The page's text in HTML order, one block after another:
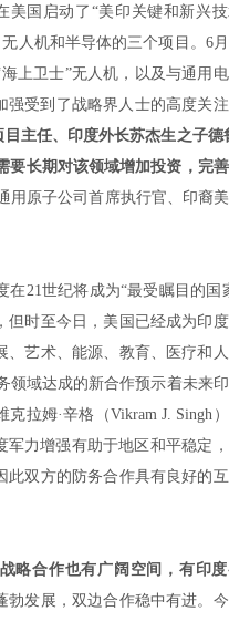
美国启动了 “美印关键和新兴
人机和半导体的三个项目。 6
海上卫士”无人机，以及与通用
强受到了战略界人士的高度关
目主任、印度外长苏杰生之子德
要长期对该领域增加投资，完
用原子公司首席执行官、印裔
在21世纪将成为“最受瞩目的国
时至今日，美国已经成为印
艺术、能源、教育、医疗和
领域达成的新合作预示着未来
克拉姆·辛格（Vikram J. Singh
军力增强有助于地区和平稳定
双方的防务合作具有良好的
略合作也有广阔空间，有印
勃发展，双边合作稳中有进。